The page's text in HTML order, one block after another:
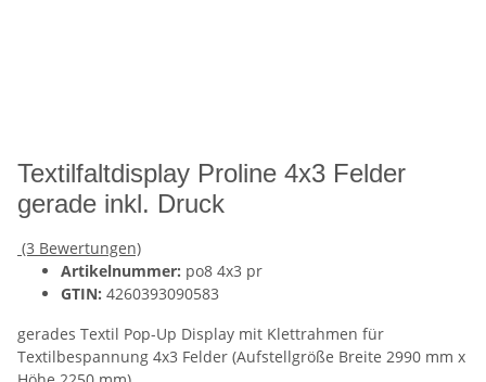
Textilfaltdisplay Proline 4x3 Felder
gerade inkl. Druck
(3 Bewertungen)
Artikelnummer: po8 4x3 pr
GTIN: 4260393090583
gerades Textil Pop-Up Display mit Klettrahmen für
Textilbespannung 4x3 Felder (Aufstellgröße Breite 2990 mm x